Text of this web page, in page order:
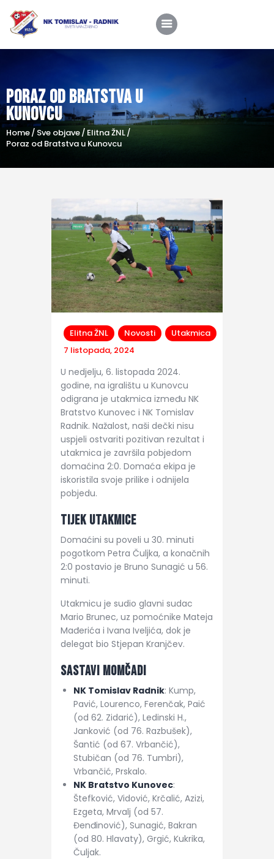
Poraz od Bratstva u
Kunovcu
Home Sve objave
Elitna ŽNL
Poraz od Bratstva u Kunovcu
O nama
Utakmice
Škola nogometa
Novosti
Kontakt
Elitna ŽNL Novosti
Utakmica
7 listopada, 2024
U nedjelju, 6. listopada 2024.
godine, na igralištu u Kunovcu
odigrana je utakmica između NK
Bratstvo Kunovec i NK Tomislav
Radnik. Nažalost, naši dečki nisu
uspjeli ostvariti pozitivan rezultat i
utakmica je završila pobjedom
domaćina 2:0. Domaća ekipa je
iskoristila svoje prilike i odnijela
pobjedu.
Tijek Utakmice
Domaćini su poveli u 30. minuti
pogotkom Petra Čuljka, a konačnih
2:0 postavio je Bruno Sunagić u 56.
minuti.
Utakmicu je sudio glavni sudac
Mario Brunec, uz pomoćnike Mateja
Mađerića i Ivana Iveljića, dok je
delegat bio Stjepan Kranjčev.
Sastavi Momčadi
NK Tomislav Radnik: Kump,
Pavić, Lourenco, Ferenčak, Paić
(od 62. Zidarić), Ledinski H.,
Janković (od 76. Razbušek),
Šantić (od 67. Vrbančić),
Stubičan (od 76. Tumbri),
Vrbančić, Prskalo.
NK Bratstvo Kunovec:
Štefković, Vidović, Krčalić, Azizi,
Ezgeta, Mrvalj (od 57.
Đenđinović), Sunagić, Bakran
(od 80. Hlavaty), Grgić, Kukrika,
Čuljak.